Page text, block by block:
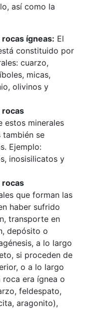
así como la
ígneas: El
constituido por
cuarzo,
micas,
olivinos y
rocas
estos minerales
también se
Ejemplo:
inosisilicatos y
rocas
que forman las
haber sufrido
transporte en
depósito o
a lo largo
si proceden de
o a lo largo
era ígnea o
feldespato,
aragonito),